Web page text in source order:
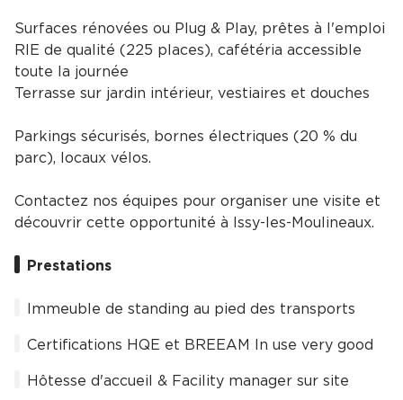
Surfaces rénovées ou Plug & Play, prêtes à l'emploi
RIE de qualité (225 places), cafétéria accessible
toute la journée
Terrasse sur jardin intérieur, vestiaires et douches
Parkings sécurisés, bornes électriques (20 % du
parc), locaux vélos.
Contactez nos équipes pour organiser une visite et
découvrir cette opportunité à Issy-les-Moulineaux.
Prestations
Immeuble de standing au pied des transports
Certifications HQE et BREEAM In use very good
Hôtesse d'accueil & Facility manager sur site